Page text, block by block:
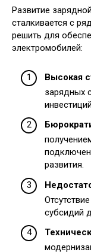
Развитие
сталкивается с
решить для
электромобилей:
Высокая
зарядных
развития.
субсидий